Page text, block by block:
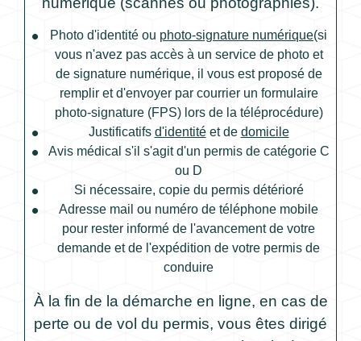
Photo d'identité ou photo-signature numérique(si
vous n'avez pas accès à un service de photo et
de signature numérique, il vous est proposé de
remplir et d'envoyer par courrier un formulaire
photo-signature (FPS) lors de la téléprocédure)
Justificatifs d'identitéet de domicile
Avis médical s'il s'agit d'un permis de catégorie C
ou D
Si nécessaire, copie du permis détérioré
Adresse mail ou numéro de téléphone mobile
pour rester informé de l'avancement de votre
demande et de l'expédition de votre permis de
conduire
À la fin de la démarche en ligne, en cas de
perte ou de vol du permis, vous êtes dirigé